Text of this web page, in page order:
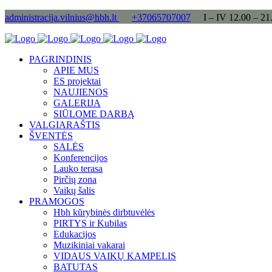
administracija.vilnius@hbh.lt +37065707007 I – IV 12.00 –
PAGRINDINIS
APIE MUS
ES projektai
NAUJIENOS
GALERIJA
SIŪLOME DARBĄ
VALGIARAŠTIS
ŠVENTĖS
SALĖS
Konferencijos
Lauko terasa
Pirčių zona
Vaikų šalis
PRAMOGOS
Hbh kūrybinės dirbtuvėlės
PIRTYS ir Kubilas
Edukacijos
Muzikiniai vakarai
VIDAUS VAIKŲ KAMPELIS
BATUTAS